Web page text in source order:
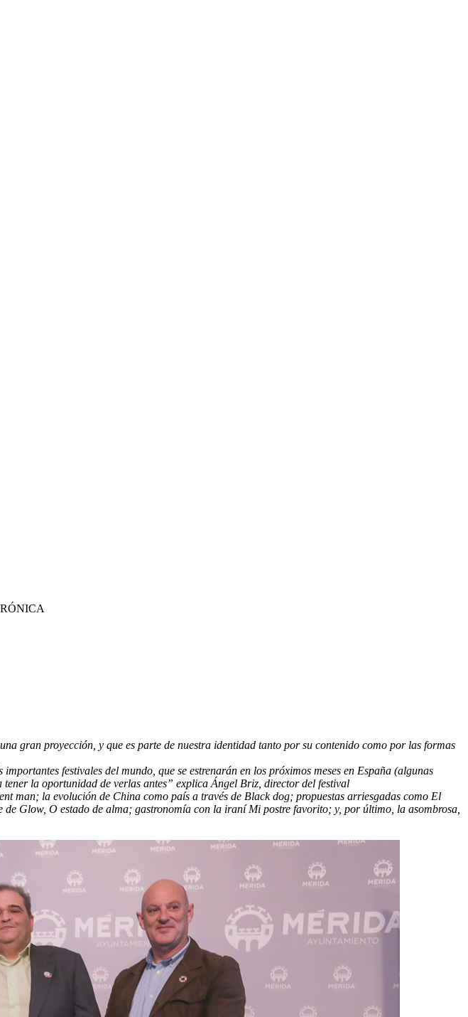
gran proyección, y que es parte de nuestra identidad tanto por su contenido como por las formas
festivales del mundo, que se estrenarán en los próximos meses en España (algunas
la oportunidad de verlas antes” explica Ángel Briz, director del festival
man; la evolución de China como país a través de Black dog; propuestas arriesgadas como El
Glow, O estado de alma; gastronomía con la iraní Mi postre favorito; y, por último, la asombrosa,